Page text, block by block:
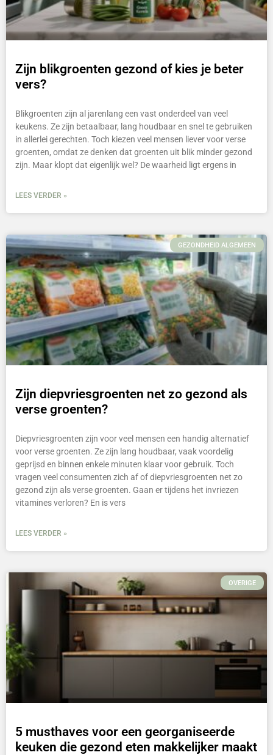
Zijn blikgroenten gezond of kies je beter
vers?
Blikgroenten zijn al jarenlang een vast onderdeel van veel
keukens. Ze zijn betaalbaar, lang houdbaar en snel te gebruiken
in allerlei gerechten. Toch kiezen veel mensen liever voor verse
groenten, omdat ze denken dat groenten uit blik minder gezond
zijn. Maar klopt dat eigenlijk wel? De waarheid ligt ergens in
LEES VERDER »
GEZONDHEID ALGEMEEN
Zijn diepvriesgroenten net zo gezond als
verse groenten?
Diepvriesgroenten zijn voor veel mensen een handig alternatief
voor verse groenten. Ze zijn lang houdbaar, vaak voordelig
geprijsd en binnen enkele minuten klaar voor gebruik. Toch
vragen veel consumenten zich af of diepvriesgroenten net zo
gezond zijn als verse groenten. Gaan er tijdens het invriezen
vitamines verloren? En is vers
LEES VERDER »
OVERIGE
5 musthaves voor een georganiseerde
keuken die gezond eten makkelijker maakt